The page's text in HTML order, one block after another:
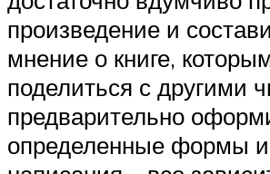
произведение и
мнение о книге,
поделиться с другими
предварительно
определенные формы